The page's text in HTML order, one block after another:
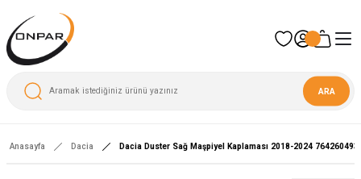
ARA
Anasayfa Dacia Dacia Duster Sağ Maşpiyel Kaplaması 2018-2024